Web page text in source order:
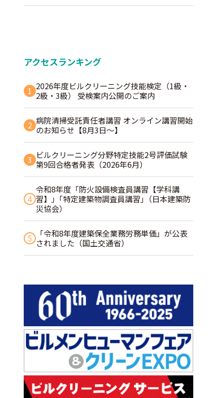
アクセスランキング
1 2026年度ビルクリーニング技能検定（1級・
2級・3級） 受検案内公開のご案内
2 病院清掃受託責任者講習 オンライン講習開始
のお知らせ【8月3日～】
3 ビルクリーニング分野特定技能2号評価試験
第9回合格者発表（2026年6月）
4
令和8年度「防火設備検査員講習【学科講
習】」｢特定建築物調査員講習｣（日本建築防
災協会）
5
「令和8年度建築保全業務労務単価」が公表
されました（国土交通省）